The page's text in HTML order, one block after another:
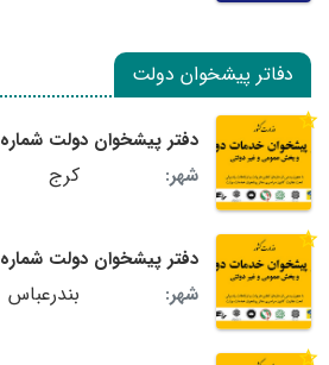
دفاتر پیشخوان دولت
دفتر پیشخوان دولت شماره 1122
شهر:
کرج
دفتر پیشخوان دولت شماره 192 شهرک پیامبر اعظم
شهر:
بندرعباس